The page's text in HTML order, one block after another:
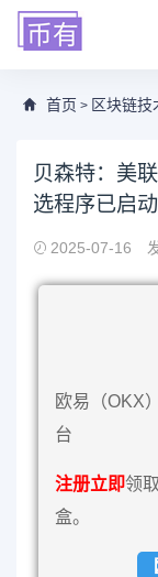
首页 > 区块链技
贝森特：美
选程序已启动
2025-07-16
欧易（OKX
台
注册立即领
盒。